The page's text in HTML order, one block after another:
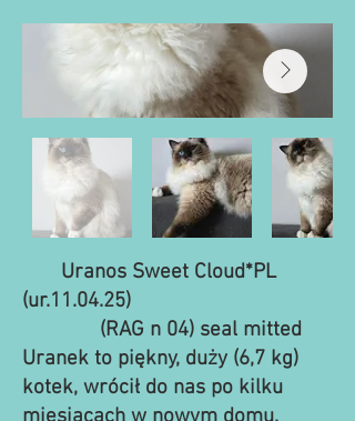
Uranos Sweet Cloud*PL
(ur.11.04.25)
(RAG n 04) seal mitted
Uranek to piękny, duży (6,7 kg)
kotek, wrócił do nas po kilku